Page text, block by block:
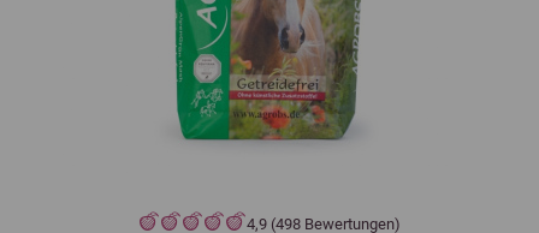
4,9 (498 Bewertungen)